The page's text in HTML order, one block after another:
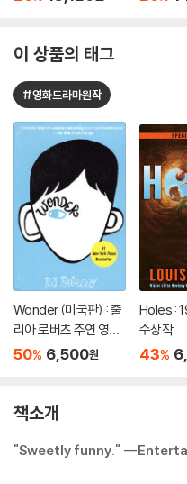
이 상품의 태그
#영화드라마원작
Wonder (미국판) : 줄
리아 로버츠 주연 영화
'원더' 원작 소설
50% 6,500원
Holes :
수상작
43%
책소개
"Sweetly funny." --